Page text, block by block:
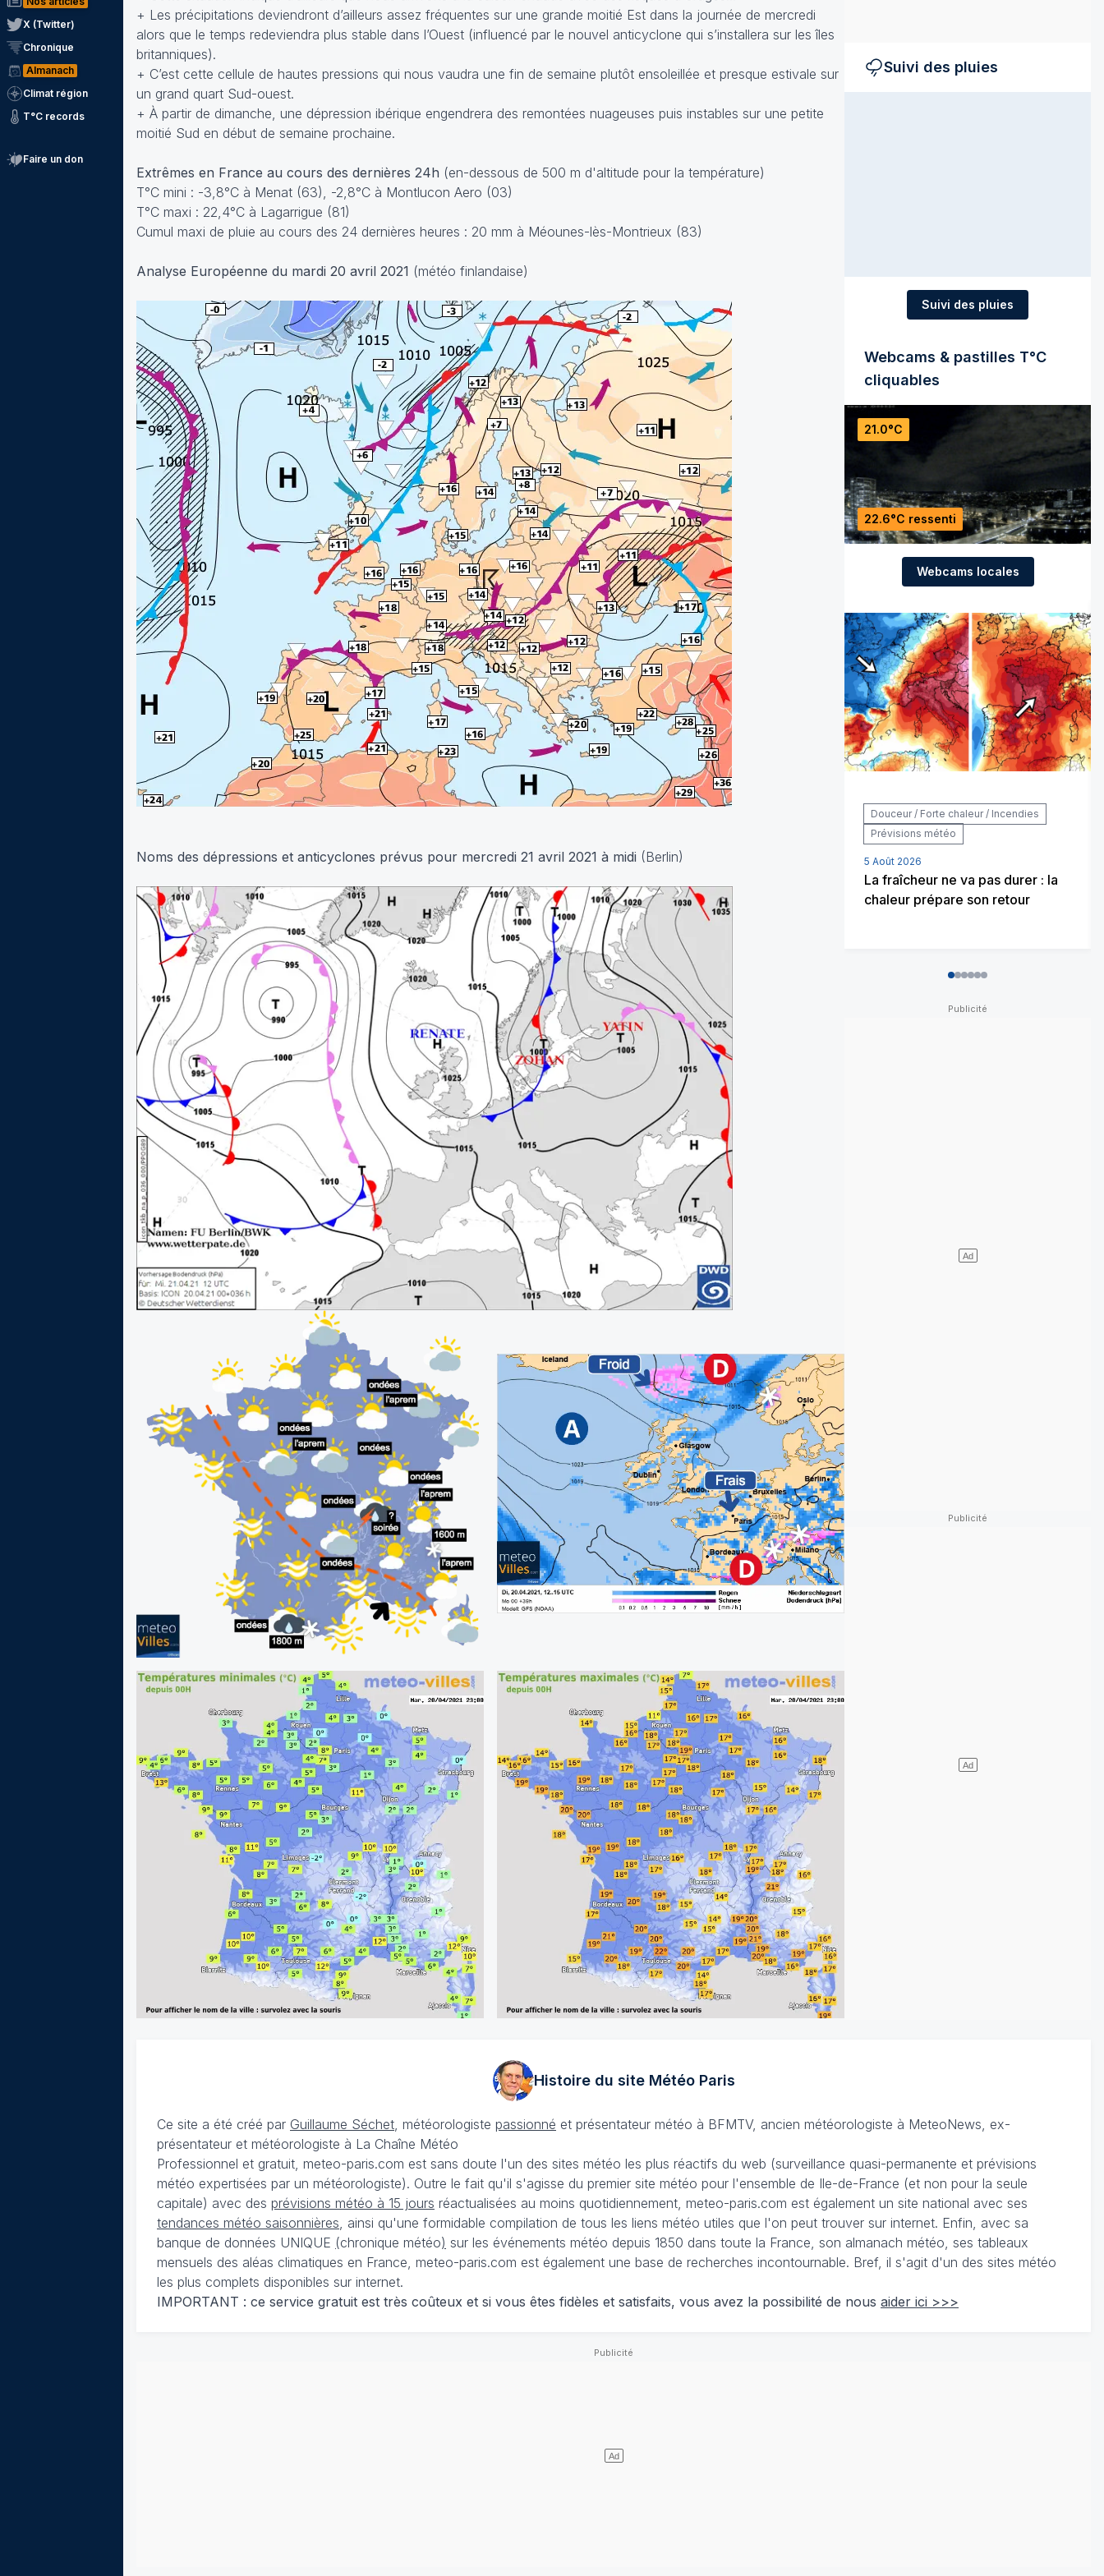
X (Twitter)
Chronique
Almanach
Climat région
T°C records
Faire un don
+ Les précipitations deviendront d’ailleurs assez fréquentes sur une grande moitié Est dans la journée de mercredi
alors que le temps redeviendra plus stable dans l’Ouest (influencé par le nouvel anticyclone qui s’installera sur les îles
britanniques).
+ C’est cette cellule de hautes pressions qui nous vaudra une fin de semaine plutôt ensoleillée et presque estivale sur
un grand quart Sud-ouest.
+ À partir de dimanche, une dépression ibérique engendrera des remontées nuageuses puis instables sur une petite
moitié Sud en début de semaine prochaine.
Extrêmes en France au cours des dernières 24h (en-dessous de 500 m d'altitude pour la température)
T°C mini : -3,8°C à Menat (63), -2,8°C à Montlucon Aero (03)
T°C maxi : 22,4°C à Lagarrigue (81)
Cumul maxi de pluie au cours des 24 dernières heures : 20 mm à Méounes-lès-Montrieux (83)
Analyse Européenne du mardi 20 avril 2021 (météo finlandaise)
Noms des dépressions et anticyclones prévus pour mercredi 21 avril 2021 à midi (Berlin)
Suivi des pluies
Suivi des pluies
Webcams & pastilles T°C
cliquables
21.0°C
22.6°C ressenti
Webcams locales
Douceur / Forte chaleur / Incendies
Prévisions météo
5 Août 2026
La fraîcheur ne va pas durer : la
chaleur prépare son retour
012345
Histoire du site MétéoParis
Ce site a été créé par Guillaume Séchet , météorologiste passionné et présentateur météo à BFMTV, ancien météorologiste à MeteoNews, ex-
présentateur et météorologiste à La Chaîne Météo
Professionnel et gratuit, meteo-paris.com est sans doute l'un des sites météo les plus réactifs du web (surveillance quasi-permanente et prévisions
météo expertisées par un météorologiste). Outre le fait qu'il s'agisse du premier site météo pour l'ensemble de Ile-de-France (et non pour la seule
capitale) avec des prévisions météo à 15 jours réactualisées au moins quotidiennement, meteo-paris.com est également un site national avec ses
tendances météo saisonnières , ainsi qu'une formidable compilation de tous les liens météo utiles que l'on peut trouver sur internet. Enfin, avec sa
banque de données UNIQUE (chronique météo) sur les événements météo depuis 1850 dans toute la France, son almanach météo, ses tableaux
mensuels des aléas climatiques en France, meteo-paris.com est également une base de recherches incontournable. Bref, il s'agit d'un des sites météo
les plus complets disponibles sur internet.
IMPORTANT : ce service gratuit est très coûteux et si vous êtes fidèles et satisfaits, vous avez la possibilité de nous aider ici >>>